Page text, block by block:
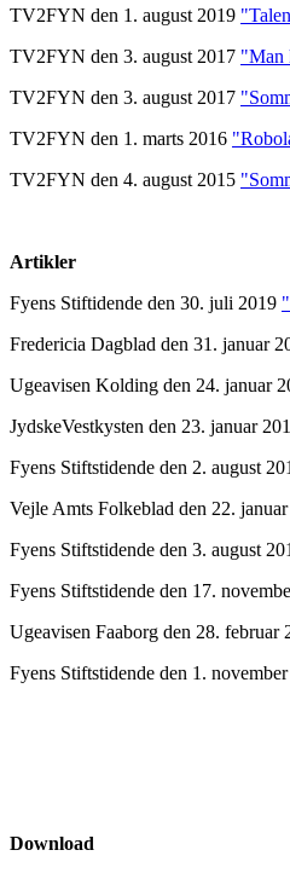
TV2FYN den 1. august 2019
TV2FYN den 3. august 2017 "Man
TV2FYN den 3. august 2017
TV2FYN den 1. marts 2016
TV2FYN den 4. august 2015
Artikler
Fyens Stiftidende den 30. juli 2019
Fredericia Dagblad den 31. januar
Ugeavisen Kolding den 24. januar
JydskeVestkysten den 23. januar
Fyens Stiftstidende den 2. august
Vejle Amts Folkeblad den 22.
Fyens Stiftstidende den 3. august
Fyens Stiftstidende den 17.
Ugeavisen Faaborg den 28. februar
Fyens Stiftstidende den 1. november
Download